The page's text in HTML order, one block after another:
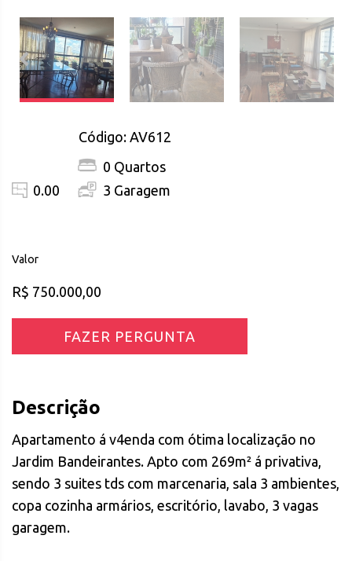
0.00
Código: AV612
0 Quartos
3 Garagem
Valor
R$ 750.000,00
FAZER PERGUNTA
Descrição
Apartamento á v4enda com ótima localização no
Jardim Bandeirantes. Apto com 269m² á privativa,
sendo 3 suites tds com marcenaria, sala 3 ambientes,
copa cozinha armários, escritório, lavabo, 3 vagas
garagem.